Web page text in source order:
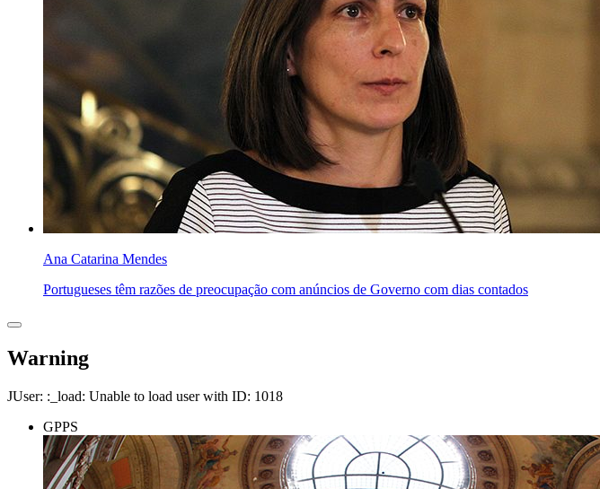
Ana Catarina Mendes
Portugueses têm razões de preocupação com anúncios de Governo com dias contados
Warning
JUser: :_load: Unable to load user with ID: 1018
GPPS